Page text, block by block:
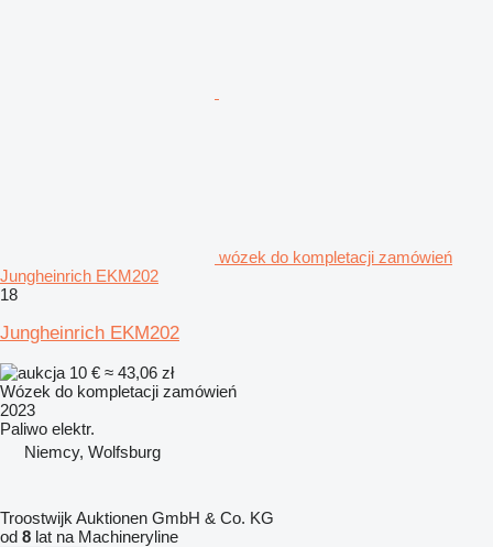
wózek do kompletacji zamówień
Jungheinrich EKM202
18
Jungheinrich EKM202
10 € ≈ 43,06 zł
Wózek do kompletacji zamówień
2023
Paliwo elektr.
Niemcy, Wolfsburg
Troostwijk Auktionen GmbH & Co. KG
od 8 lat na Machineryline